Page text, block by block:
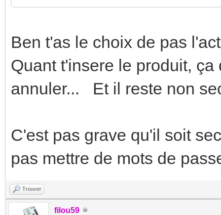
Ben t'as le choix de pas
Quant t'insere le produit,
annuler... Et il reste non
C'est pas grave qu'il soit
pas mettre de mots de
Trouver
filou59